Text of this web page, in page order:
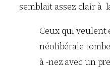
semblait assez clair à
Ceux qui veulent
néolibérale
à -nez avec un